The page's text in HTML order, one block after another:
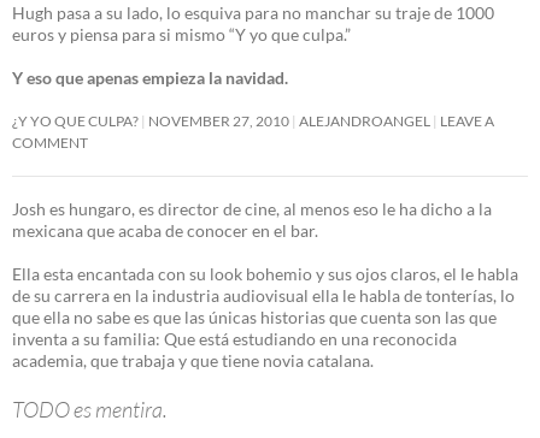
Hugh pasa a su lado, lo esquiva para no manchar su traje de 1000
euros y piensa para si mismo “Y yo que culpa.”
Y eso que apenas empieza la navidad.
¿Y YO QUE CULPA? NOVEMBER 27, 2010 ALEJANDROANGEL
LEAVE A
COMMENT
Josh es hungaro, es director de cine, al menos eso le ha dicho a la
mexicana que acaba de conocer en el bar.
Ella esta encantada con su look bohemio y sus ojos claros, el le habla
de su carrera en la industria audiovisual ella le habla de tonterías, lo
que ella no sabe es que las únicas historias que cuenta son las que
inventa a su familia: Que está estudiando en una reconocida
academia, que trabaja y que tiene novia catalana.
TODO es mentira.